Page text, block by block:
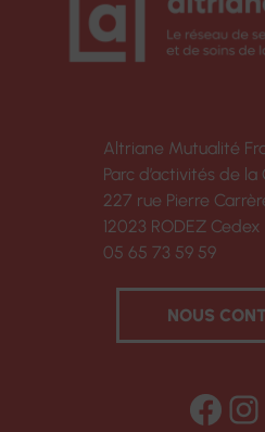
Altriane Mutualité
Parc d’activités de la
227 rue Pierre
12023 RODEZ Cedex
05 65 73 59 59
NOUS